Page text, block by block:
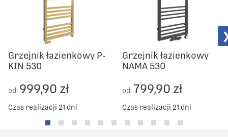
Grzejnik łazienkowy P-
KIN 530
od: 999,90 zł
Czas realizacji 21 dni
Grzejnik łazienkowy
NAMA 530
od:799,90 zł
Czas realizacji 21 dni